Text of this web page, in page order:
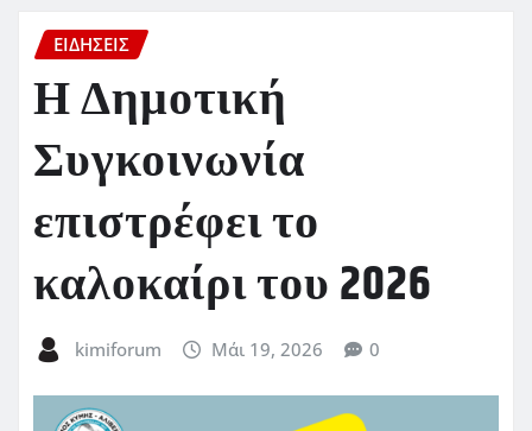
ΕΙΔΗΣΕΙΣ
Η Δημοτική
Συγκοινωνία
επιστρέφει το
καλοκαίρι του 2026
kimiforum Μάι 19, 2026 0